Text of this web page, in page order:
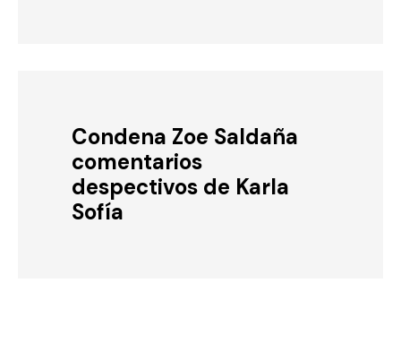
Condena Zoe Saldaña
comentarios
despectivos de Karla
Sofía